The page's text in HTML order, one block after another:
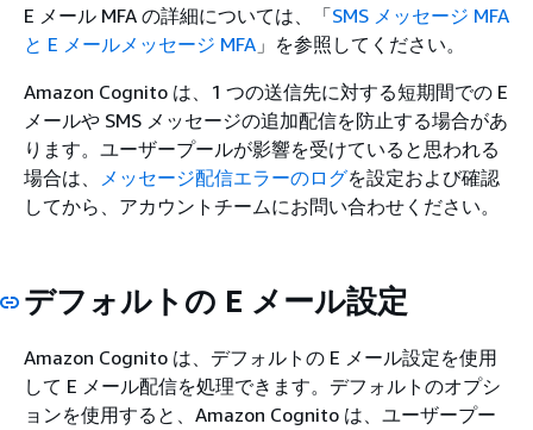
E メール MFA の詳細については、「SMS メッセージ MFA
と E メールメッセージ MFA 」を参照してください。
Amazon Cognito は、1 つの送信先に対する短期間での E
メールや SMS メッセージの追加配信を防止する場合があ
ります。ユーザープールが影響を受けていると思われる
場合は、 メッセージ配信エラーのログを設定および確認
してから、アカウントチームにお問い合わせください。
デフォルトの E メール設定
Amazon Cognito は、デフォルトの E メール設定を使用
して E メール配信を処理できます。デフォルトのオプシ
ョンを使用すると、Amazon Cognito は、ユーザープー